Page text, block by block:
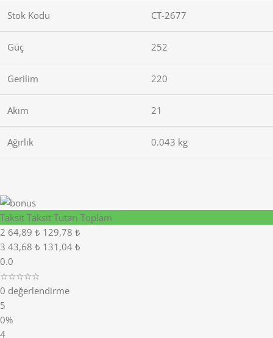
Stok Kodu CT-2677
Güç 252
Gerilim 220
Akım 21
Ağırlık 0.043 kg
Taksit Taksit Tutarı Toplam
2 64,89 ₺ 129,78 ₺
3 43,68 ₺ 131,04 ₺
0.0
☆☆☆☆☆
0 değerlendirme
5
0%
4